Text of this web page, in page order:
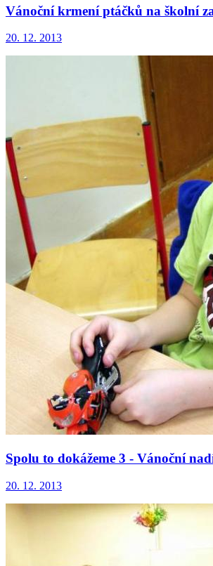
Vánoční krmení ptáčků na školní
20. 12. 2013
Spolu to dokážeme 3 - Vánoční
20. 12. 2013